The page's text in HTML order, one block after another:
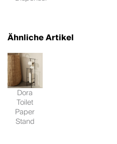
Ähnliche Artikel
Dora
Toilet
Paper
Stand